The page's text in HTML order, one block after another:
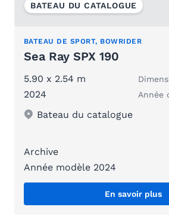
BATEAU DU CATALOGUE
BATEAU DE SPORT, BOWRIDER
Sea Ray SPX 190
5.90 x 2.54 m
2024 Année
Bateau du catalogue
Archive
Année modèle 2024
En savoir plus